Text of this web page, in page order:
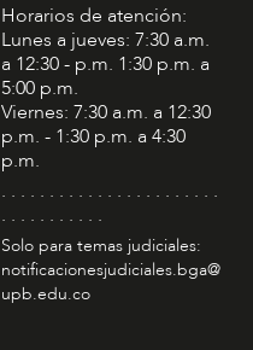
Horarios de atención:
Lunes a jueves: 7:30 a.m.
a 12:30 - p.m. 1:30 p.m. a
5:00 p.m.
Viernes: 7:30 a.m. a 12:30
p.m. - 1:30 p.m. a 4:30
p.m.
. . . . . . . . . . . . . . . . . . . . . . .
. . . . . . . . . . .
Solo para temas judiciales:
notificacionesjudiciales.bga@
upb.edu.co